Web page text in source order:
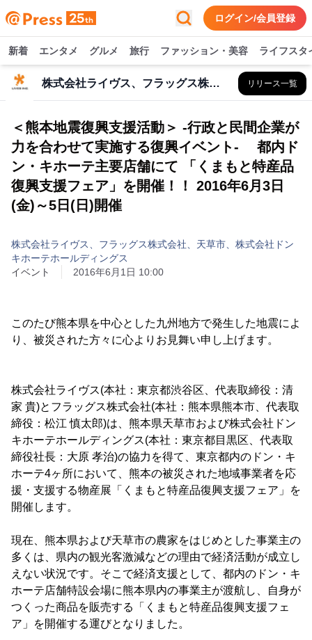
ログイン/会員登録
新着 エンタメ グルメ 旅行 ファッション・美容 ライフスタ
株式会社ライヴス、フラッグス株式会社、天草市、株式会社ドンキホーテホールディングス リリース一覧
＜熊本地震復興支援活動＞ -行政と民間企業が
力を合わせて実施する復興イベント- 都内ド
ン・キホーテ主要店舗にて 「くまもと特産品
復興支援フェア」を開催！！ 2016年6月3日
(金)～5日(日)開催
株式会社ライヴス、フラッグス株式会社、天草市、株式会社ドン
キホーテホールディングス
イベント
2016年6月1日 10:00
このたび熊本県を中心とした九州地方で発生した地震によ
り、被災された方々に心よりお見舞い申し上げます。
株式会社ライヴス(本社：東京都渋谷区、代表取締役：清
家 貴)とフラッグス株式会社(本社：熊本県熊本市、代表取
締役：松江 慎太郎)は、熊本県天草市および株式会社ドン
キホーテホールディングス(本社：東京都目黒区、代表取
締役社長：大原 孝治)の協力を得て、東京都内のドン・キ
ホーテ4ヶ所において、熊本の被災された地域事業者を応
援・支援する物産展「くまもと特産品復興支援フェア」を
開催します。
現在、熊本県および天草市の農家をはじめとした事業主の
多くは、県内の観光客激減などの理由で経済活動が成立し
えない状況です。そこで経済支援として、都内のドン・キ
ホーテ店舗特設会場に熊本県内の事業主が渡航し、自身が
つくった商品を販売する「くまもと特産品復興支援フェ
ア」を開催する運びとなりました。